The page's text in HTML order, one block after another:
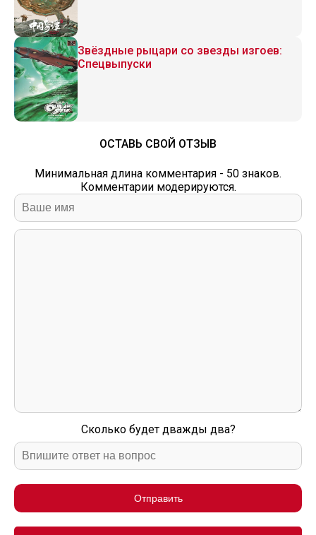
Звёздные рыцари со звезды изгоев:
Спецвыпуски
ОСТАВЬ СВОЙ ОТЗЫВ
Минимальная длина комментария - 50 знаков.
Комментарии модерируются.
Сколько будет дважды два?
Отправить